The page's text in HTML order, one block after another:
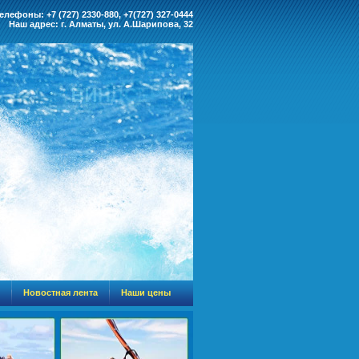
+7 (727) 2330-880, +7(727) 327-0444
Наш адрес: г. Алматы, ул. А.Шарипова, 32
Новостная лента Наши цены